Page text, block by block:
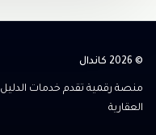
© 2026 كاندال
منصة رقمية تقدم خدمات الدليل
العقارية